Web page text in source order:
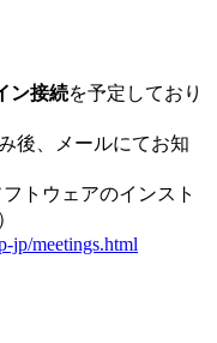
ン接続を予定しており
後、メールにてお知
トウェアのインスト
jp/meetings.html